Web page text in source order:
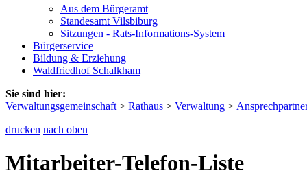
Aus dem Bürgeramt
Standesamt Vilsbiburg
Sitzungen - Rats-Informations-System
Bürgerservice
Bildung & Erziehung
Waldfriedhof Schalkham
Sie sind hier:
Verwaltungsgemeinschaft > Rathaus > Verwaltung >
drucken nach oben
Mitarbeiter-Telefon-Liste